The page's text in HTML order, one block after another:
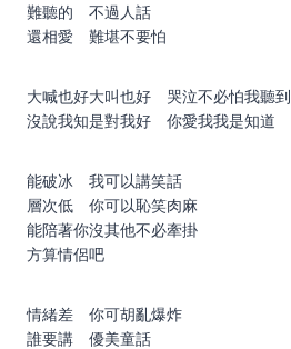
難聽的 不過人話
還相愛 難堪不要怕
大喊也好大叫也好 哭泣不必怕我聽到
沒說我知是對我好 你愛我我是知道
能破冰 我可以講笑話
層次低 你可以恥笑肉麻
能陪著你沒其他不必牽掛
方算情侶吧
情緒差 你可胡亂爆炸
誰要講 優美童話